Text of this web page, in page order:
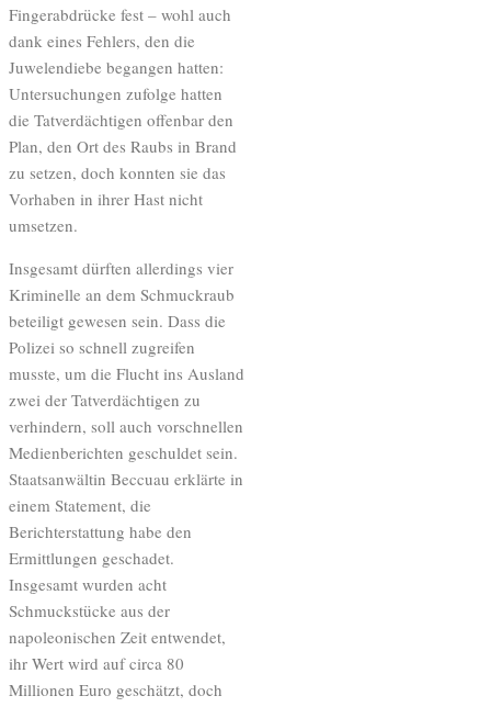
Fingerabdrücke fest – wohl auch
dank eines Fehlers, den die
Juwelendiebe begangen hatten:
Untersuchungen zufolge hatten
die Tatverdächtigen offenbar den
Plan, den Ort des Raubs in Brand
zu setzen, doch konnten sie das
Vorhaben in ihrer Hast nicht
umsetzen.
Insgesamt dürften allerdings vier
Kriminelle an dem Schmuckraub
beteiligt gewesen sein. Dass die
Polizei so schnell zugreifen
musste, um die Flucht ins Ausland
zwei der Tatverdächtigen zu
verhindern, soll auch vorschnellen
Medienberichten geschuldet sein.
Staatsanwältin Beccuau erklärte in
einem Statement, die
Berichterstattung habe den
Ermittlungen geschadet.
Insgesamt wurden acht
Schmuckstücke aus der
napoleonischen Zeit entwendet,
ihr Wert wird auf circa 80
Millionen Euro geschätzt, doch